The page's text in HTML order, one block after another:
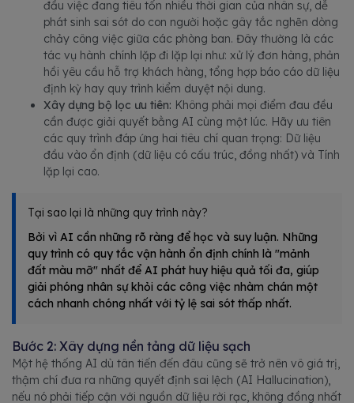
đầu việc đang tiêu tốn nhiều thời gian của nhân sự, dễ
phát sinh sai sót do con người hoặc gây tắc nghẽn dòng
chảy công việc giữa các phòng ban. Đây thường là các
tác vụ hành chính lặp đi lặp lại như: xử lý đơn hàng, phản
hồi yêu cầu hỗ trợ khách hàng, tổng hợp báo cáo dữ liệu
định kỳ hay quy trình kiểm duyệt nội dung.
Xây dựng bộ lọc ưu tiên: Không phải mọi điểm đau đều
cần được giải quyết bằng AI cùng một lúc. Hãy ưu tiên
các quy trình đáp ứng hai tiêu chí quan trọng: Dữ liệu
đầu vào ổn định (dữ liệu có cấu trúc, đồng nhất) và Tính
lặp lại cao.
Tại sao lại là những quy trình này?
Bởi vì AI cần những rõ ràng để học và suy luận. Những
quy trình có quy tắc vận hành ổn định chính là "mảnh
đất màu mỡ" nhất để AI phát huy hiệu quả tối đa, giúp
giải phóng nhân sự khỏi các công việc nhàm chán một
cách nhanh chóng nhất với tỷ lệ sai sót thấp nhất.
Bước 2: Xây dựng nền tảng dữ liệu sạch
Một hệ thống AI dù tân tiến đến đâu cũng sẽ trở nên vô giá trị,
thậm chí đưa ra những quyết định sai lệch (AI Hallucination),
nếu nó phải tiếp cận với nguồn dữ liệu rời rạc, không đồng nhất